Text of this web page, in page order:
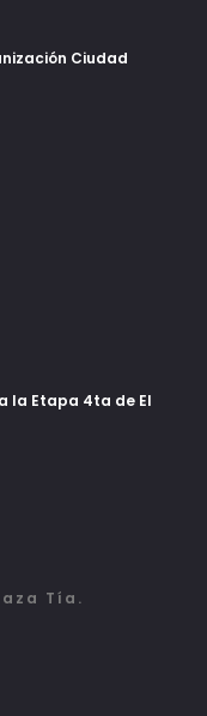
Ciudad
la Etapa 4ta de El
Tía.